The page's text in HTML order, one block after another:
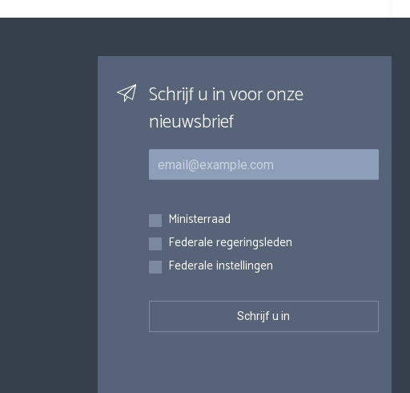
Schrijf u in voor onze
nieuwsbrief
E-mail
Inschrijvingen
Ministerraad
Federale regeringsleden
Federale instellingen